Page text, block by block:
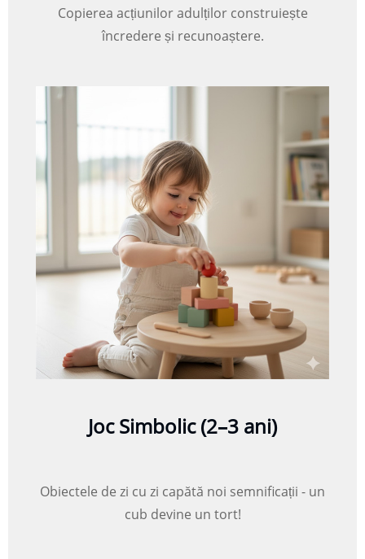
Copierea acțiunilor adulților construiește
încredere și recunoaștere.
Joc Simbolic (2–3 ani)
Obiectele de zi cu zi capătă noi semnificații - un
cub devine un tort!